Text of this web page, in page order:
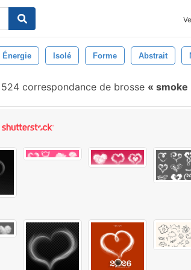
Énergie Isolé Forme Abstrait
524 correspondance de brosse smoke